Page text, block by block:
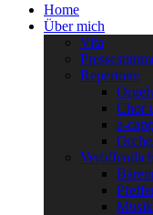
Home
Über mich
Vita
Repertoire
Chor
a-